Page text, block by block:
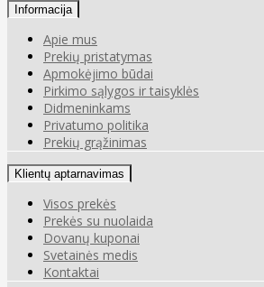
Informacija
Apie mus
Prekių pristatymas
Apmokėjimo būdai
Pirkimo sąlygos ir taisyklės
Didmeninkams
Privatumo politika
Prekių grąžinimas
Klientų aptarnavimas
Visos prekės
Prekės su nuolaida
Dovanų kuponai
Svetainės medis
Kontaktai